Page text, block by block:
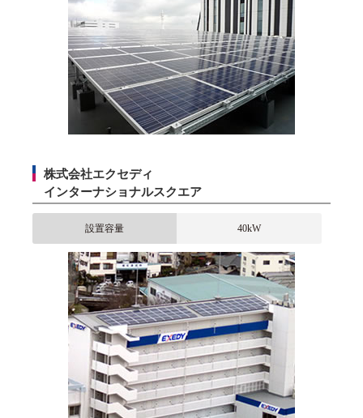
株式会社エクセディ
インターナショナルスクエア
設置容量 40kW